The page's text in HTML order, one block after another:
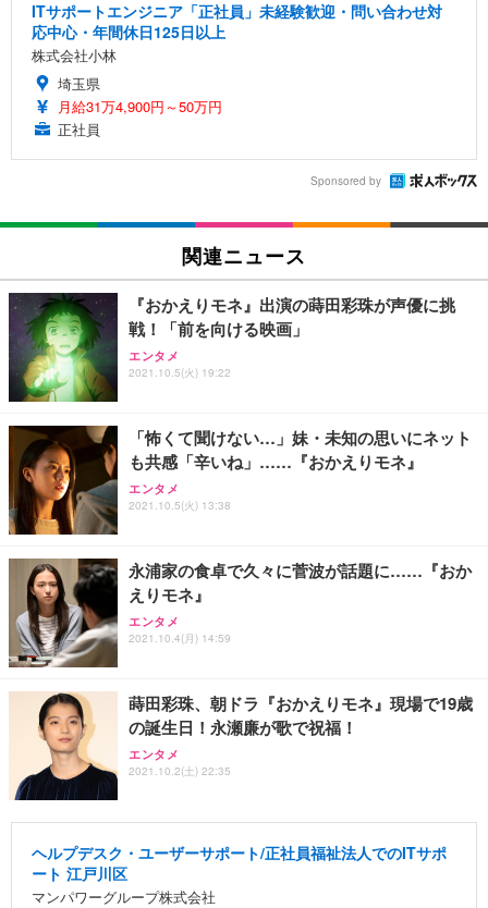
ITサポートエンジニア「正社員」未経験歓迎・問い合わせ対
応中心・年間休日125日以上
株式会社小林
埼玉県
月給31万4,900円～50万円
正社員
Sponsored by
関連ニュース
『おかえりモネ』出演の蒔田彩珠が声優に挑
戦！「前を向ける映画」
エンタメ
2021.10.5(火) 19:22
「怖くて聞けない…」妹・未知の思いにネット
も共感「辛いね」……『おかえりモネ』
エンタメ
2021.10.5(火) 13:38
永浦家の食卓で久々に菅波が話題に……『おか
えりモネ』
エンタメ
2021.10.4(月) 14:59
蒔田彩珠、朝ドラ『おかえりモネ』現場で19歳
の誕生日！永瀬廉が歌で祝福！
エンタメ
2021.10.2(土) 22:35
ヘルプデスク・ユーザーサポート/正社員福祉法人でのITサポ
ート 江戸川区
マンパワーグループ株式会社